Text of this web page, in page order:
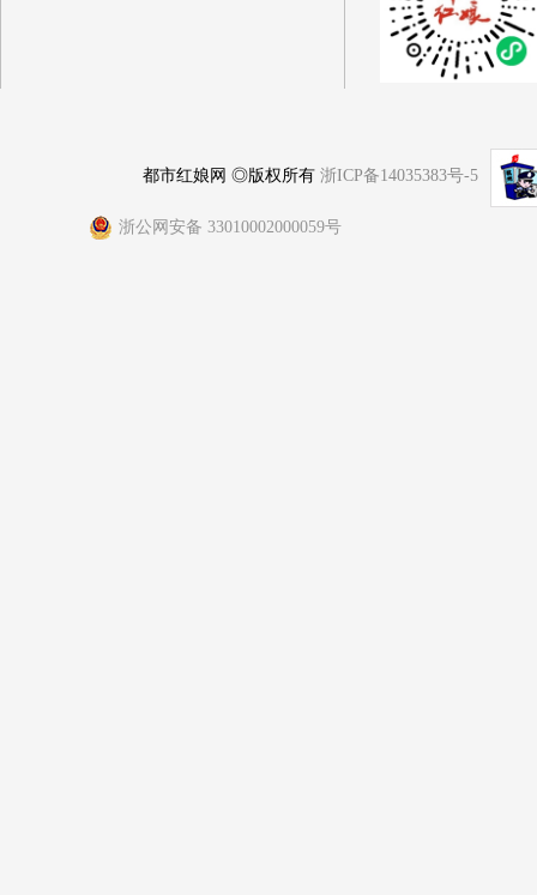
都市红娘网 ◎版权所有 浙ICP备14035383号-5
浙公网安备 33010002000059号